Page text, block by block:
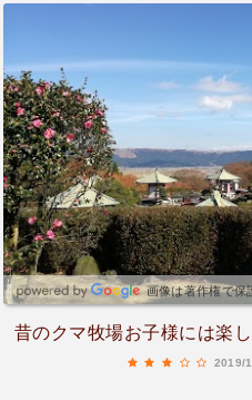
画像は著作権で保
昔のクマ牧場お子様には楽
2019/